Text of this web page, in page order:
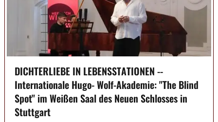
DICHTERLIEBE IN LEBENSSTATIONEN --
Internationale Hugo- Wolf-Akademie: "The Blind
Spot" im Weißen Saal des Neuen Schlosses in
Stuttgart